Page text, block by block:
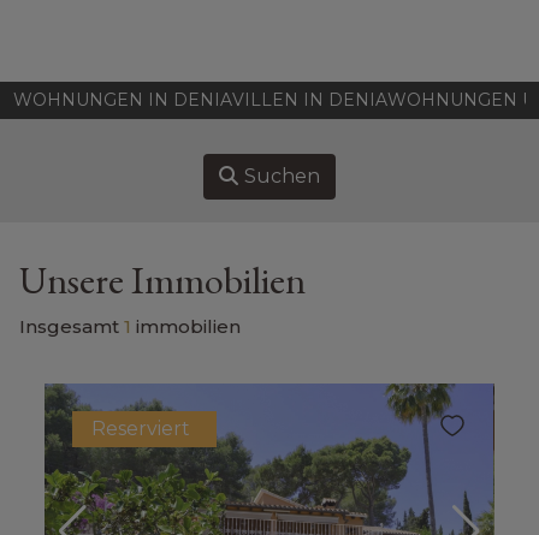
IMMOBILIEN ZU VERKAUFEN
KONTAKT
WOHNUNGEN IN DENIAVILLEN IN DENIAWOHNUNGEN
Suchen
Unsere Immobilien
Insgesamt 1 immobilien
Reserviert